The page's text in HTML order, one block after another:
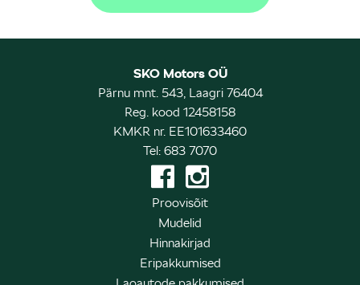
SKO Motors OÜ
Pärnu mnt. 543, Laagri 76404
Reg. kood 12458158
KMKR nr. EE101633460
Tel: 683 7070
Proovisõit
Mudelid
Hinnakirjad
Eripakkumised